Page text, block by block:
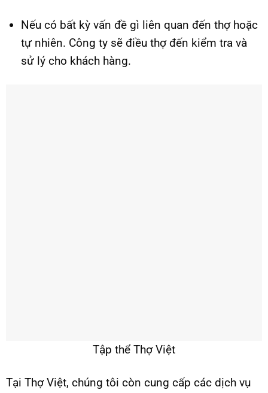
Nếu có bất kỳ vấn đề gì liên quan đến thợ hoặc
tự nhiên. Công ty sẽ điều thợ đến kiểm tra và
sử lý cho khách hàng.
Tập thể Thợ Việt
Tại Thợ Việt, chúng tôi còn cung cấp các dịch vụ